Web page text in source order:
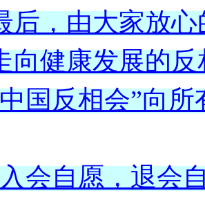
后，由大家放
向健康发展的
反相会”向所
自愿，退会自